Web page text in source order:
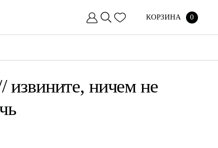
КОРЗИНА 0
извините, ничем не